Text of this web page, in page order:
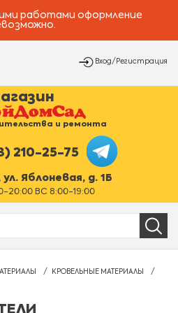
работами оформление
Вход/Регистрация
и ремонта
210-25-75
Яблоневая, д. 1Б
20:00 ВС 8:00-19:00
КРОВЕЛЬНЫЕ МАТЕРИАЛЫ